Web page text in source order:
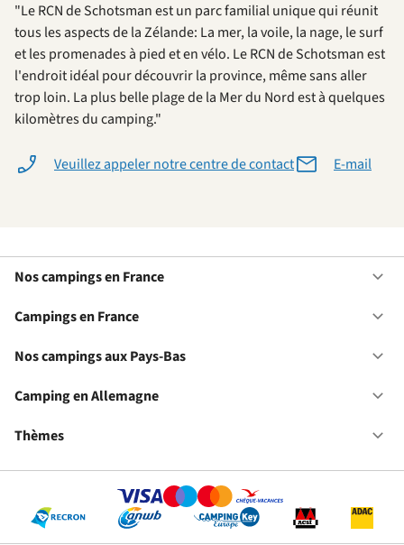
"Le RCN de Schotsman est un parc familial unique qui réunit
tous les aspects de la Zélande: La mer, la voile, la nage, le surf
et les promenades à pied et en vélo. Le RCN de Schotsman est
l'endroit idéal pour découvrir la province, même sans aller
trop loin. La plus belle plage de la Mer du Nord est à quelques
kilomètres du camping."
Veuillez appeler notre centre de contact E-mail
Nos campings en France
Campings en France
Nos campings aux Pays-Bas
Camping en Allemagne
Thèmes